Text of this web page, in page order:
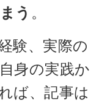
う 。
験、実際の
身の実践か
ば、記事は